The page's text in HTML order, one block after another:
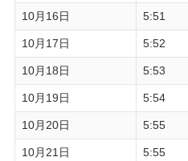
10月16日 5:51
10月17日 5:52
10月18日 5:53
10月19日 5:54
10月20日 5:55
10月21日 5:55